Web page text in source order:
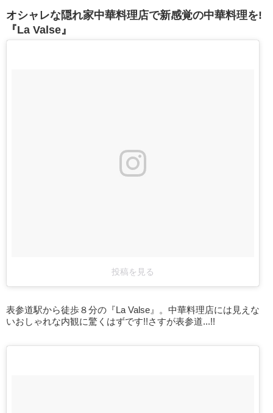
オシャレな隠れ家中華料理店で新感覚の中華料理を!
『La Valse』
投稿を見る
表参道駅から徒歩８分の『La Valse』。中華料理店には見えな
いおしゃれな内観に驚くはずです!!さすが表参道...!!